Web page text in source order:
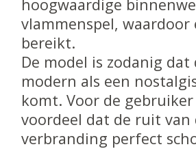
hoogwaardige
vlammenspel,
bereikt.
De model is zodanig
modern als een
komt. Voor de
voordeel dat de ruit van
verbranding perfect